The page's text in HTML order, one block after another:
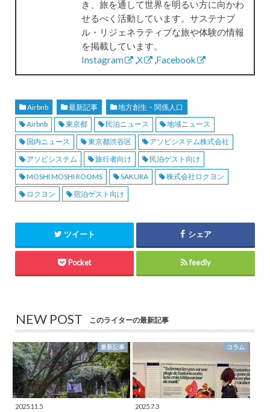
き、旅を通して世界を明るい方に向かわ
せるべく活動しています。サステナブ
ル・リジェネラティブな旅や体験の情報
を掲載しています。
Instagram
,X ,Facebook
Airbnb 最新記事
地方創生・関係人口
Airbnb
東京都 民泊ニュース
地域ニュース
国内ニュース
東京都渋谷区
アソビシステム株式会社
アソビシステム
旅行者向け
民泊ゲスト向け
MOSHI MOSHI ROOMS
SAKURA
株式会社ロクヨン
ロクヨン
宿泊ゲスト向け
ツイート シェア
Pocket feedly
NEW POST このライターの最新記事
最新記事
2025.11.5
コラム
2025.7.3